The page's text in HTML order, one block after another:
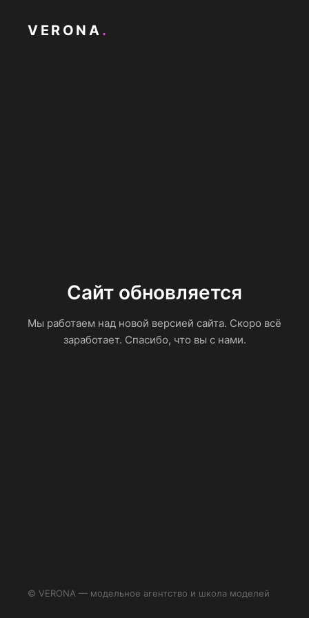
VERONA .
Сайт обновляется
Мы работаем над новой версией сайта. Скоро всё
заработает. Спасибо, что вы с нами.
© VERONA — модельное агентство и школа моделей